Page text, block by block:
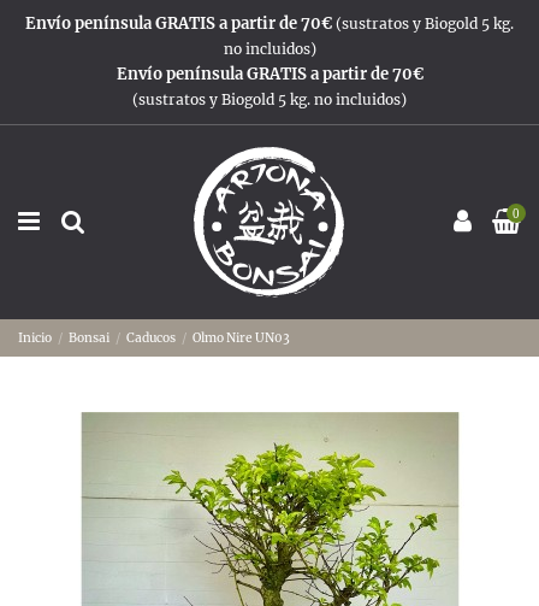
Envío península GRATIS a partir de 70€ (sustratos y Biogold 5 kg.
no incluidos)
Envío península GRATIS a partir de 70€
(sustratos y Biogold 5 kg. no incluidos)
0
Inicio Bonsai Caducos Olmo Nire UN03